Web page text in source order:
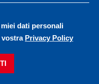
dati personali
vostra Privacy Policy